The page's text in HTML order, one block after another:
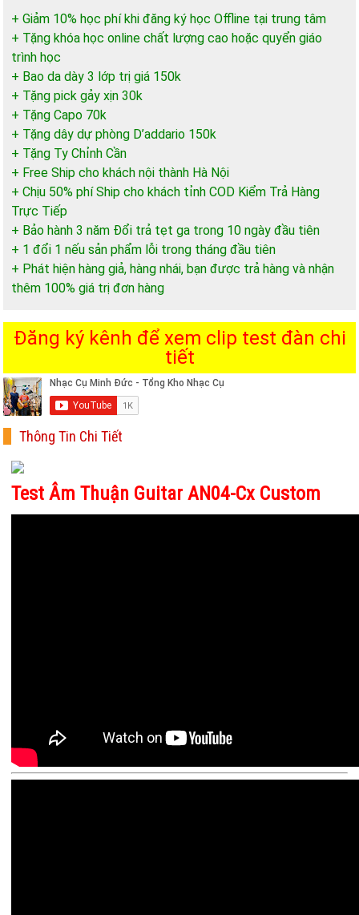
+ Giảm 10% học phí khi đăng ký học Offline tại trung tâm
+ Tặng khóa học online chất lượng cao hoặc quyển giáo
trình học
+ Bao da dày 3 lớp trị giá 150k
+ Tặng pick gảy xịn 30k
+ Tặng Capo 70k
+ Tặng dây dự phòng D’addario 150k
+ Tặng Ty Chỉnh Cần
+ Free Ship cho khách nội thành Hà Nội
+ Chịu 50% phí Ship cho khách tỉnh COD Kiểm Trả Hàng
Trực Tiếp
+ Bảo hành 3 năm Đổi trả tẹt ga trong 10 ngày đầu tiên
+ 1 đổi 1 nếu sản phẩm lỗi trong tháng đầu tiên
+ Phát hiện hàng giả, hàng nhái, bạn được trả hàng và nhận
thêm 100% giá trị đơn hàng
Đăng ký kênh để xem clip test đàn chi
tiết
Thông Tin Chi Tiết
Test Âm Thuận Guitar AN04-Cx Custom